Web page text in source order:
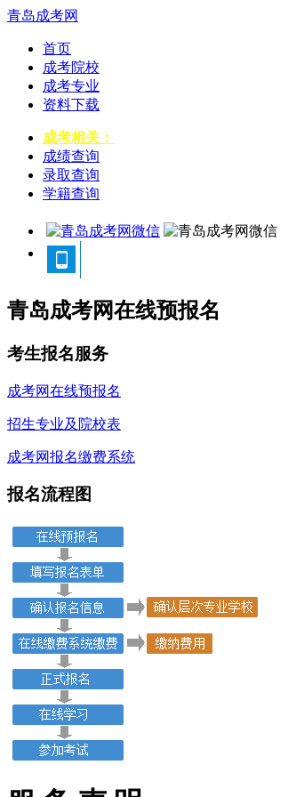
青岛成考网
首页
成考院校
成考专业
资料下载
成考相关：
成绩查询
录取查询
学籍查询
青岛成考网在线预报名
考生报名服务
成考网在线预报名
招生专业及院校表
成考网报名缴费系统
报名流程图